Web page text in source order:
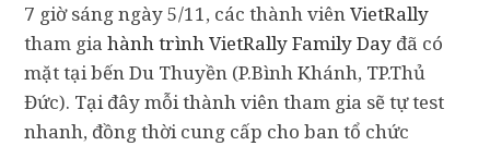
7 giờ sáng ngày 5/11, các thành viênVietRally
tham giahành trình VietRally Family Day đã có
mặt tại bến Du Thuyền (P.Bình Khánh, TP.Thủ
Đức). Tại đây mỗi thành viên tham gia sẽ tự test
nhanh, đồng thời cung cấp cho ban tổ chức